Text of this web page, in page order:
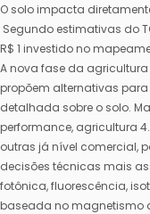
O solo impacta
Segundo estimativas do
R$ 1 investido no
A nova fase da
propõem alternativas
detalhada sobre o solo.
performance, agricultura
outras já nível comercial,
decisões técnicas mais
fotônica, fluorescência,
baseada no magnetismo